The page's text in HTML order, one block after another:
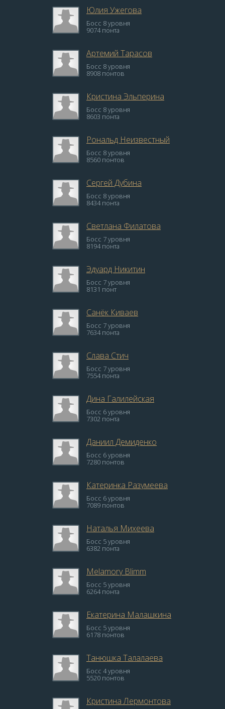
Юлия Ужегова
Босс 8 уровня
9074 понта
Артемий Тарасов
Босс 8 уровня
8908 понтов
Кристина Эльперина
Босс 8 уровня
8603 понта
Рональд Неизвестный
Босс 8 уровня
8560 понтов
Сергей Дубина
Босс 8 уровня
8434 понта
Светлана Филатова
Босс 7 уровня
8194 понта
Эдуард Никитин
Босс 7 уровня
8131 понт
Санёк Киваев
Босс 7 уровня
7634 понта
Слава Стич
Босс 7 уровня
7554 понта
Дина Галилейская
Босс 6 уровня
7302 понта
Даниил Демиденко
Босс 6 уровня
7280 понтов
Катеринка Разумеева
Босс 6 уровня
7089 понтов
Наталья Михеева
Босс 5 уровня
6382 понта
Melamory Blimm
Босс 5 уровня
6264 понта
Екатерина Малашкина
Босс 5 уровня
6178 понтов
Танюшка Талалаева
Босс 4 уровня
5520 понтов
Кристина Лермонтова